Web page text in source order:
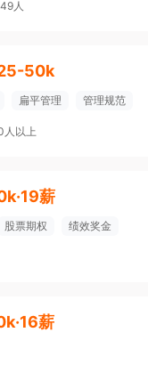
人
50k
扁平管理 管理规范
以上
薪
股票期权 绩效奖金
薪